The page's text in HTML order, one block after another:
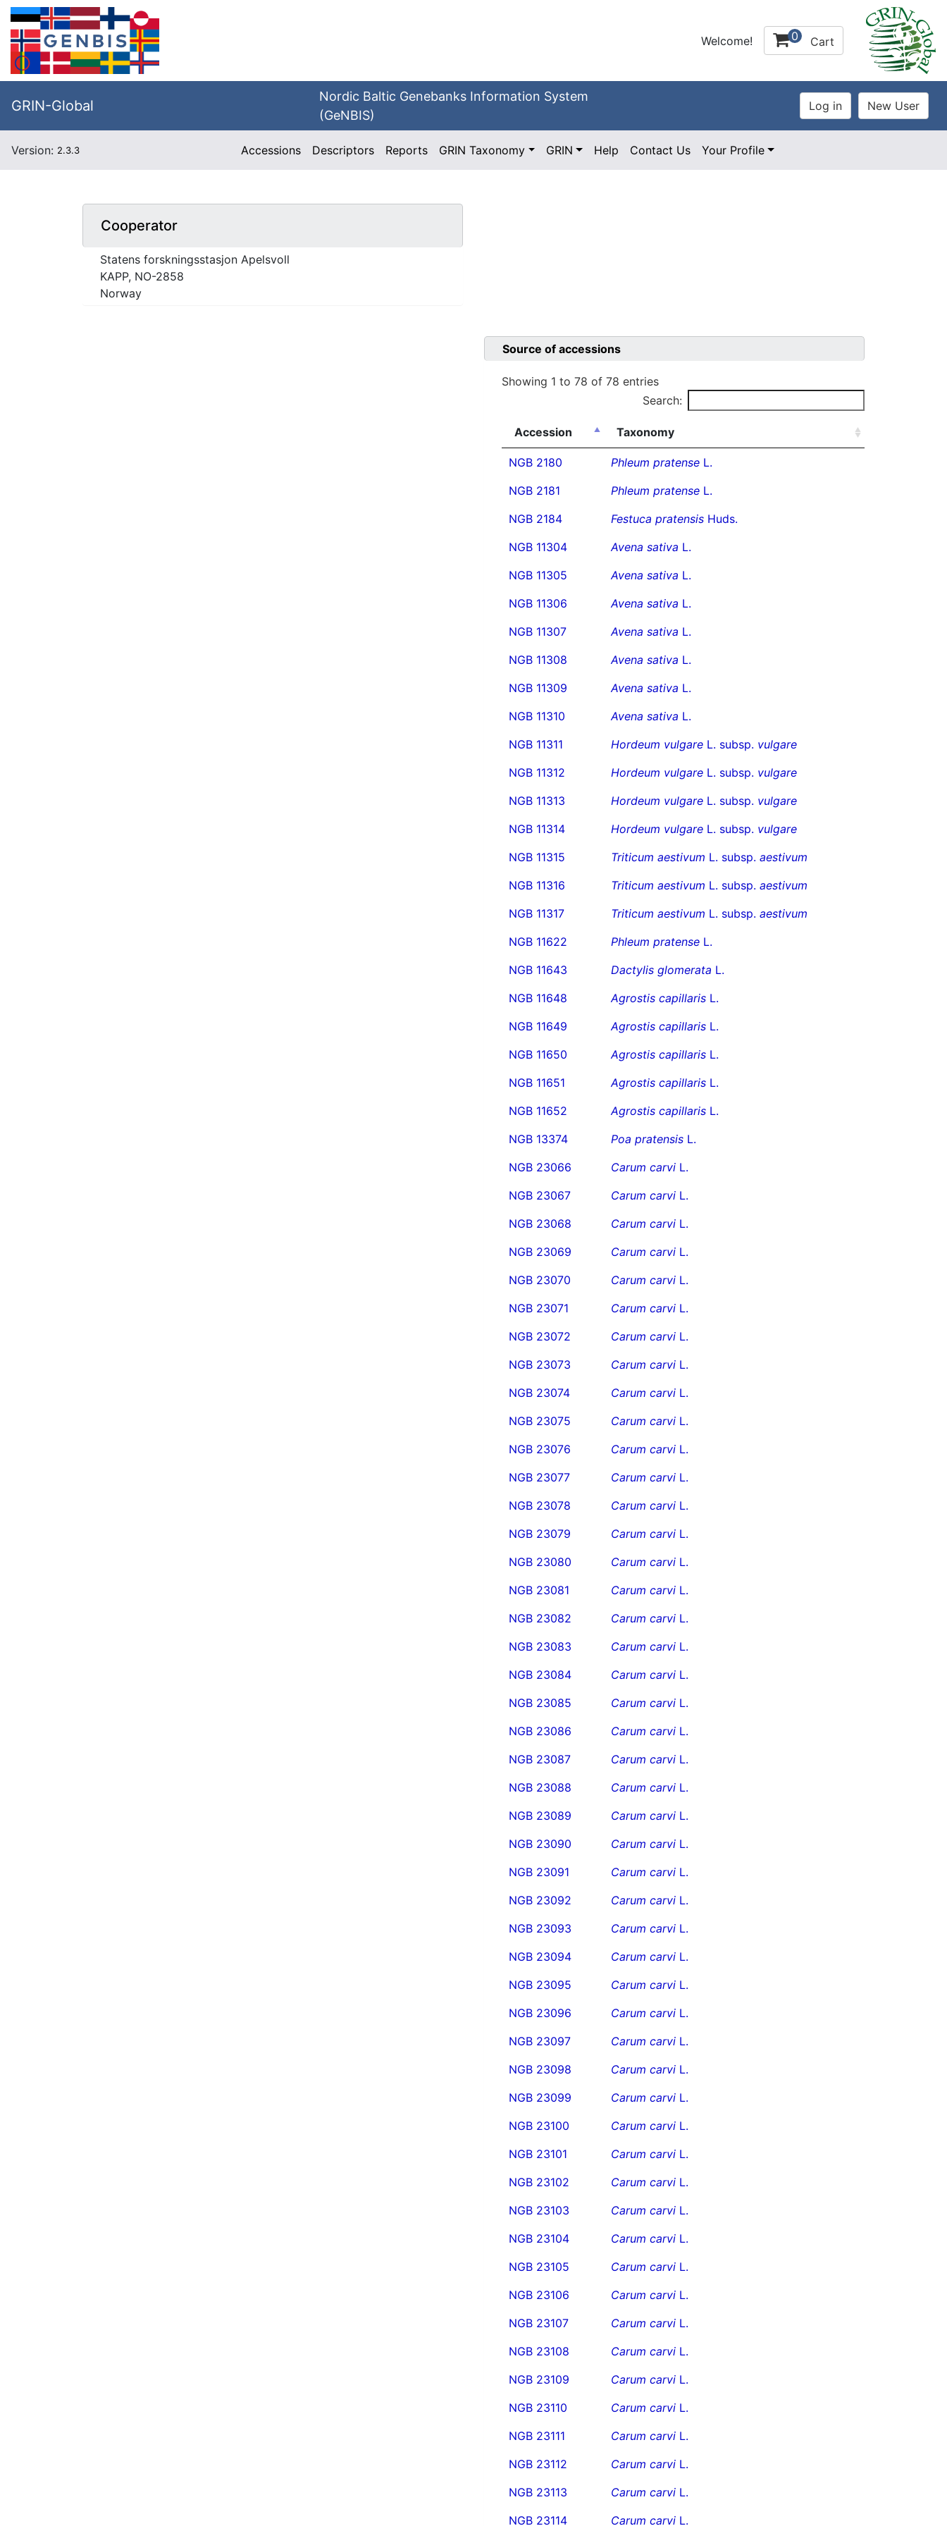
Welcome! 0 Cart
GRIN-Global
Nordic Baltic Genebanks Information System
(GeNBIS)
Version: 2.3.3 Accessions Descriptors Reports GRIN Taxonomy GRIN Help Contact Us Your Profile
Cooperator
Statens forskningsstasjon Apelsvoll
KAPP, NO-2858
Norway
Source of accessions
Showing 1 to 78 of 78 entries
Search:
Accession Taxonomy
NGB 2180 Phleum pratense L.
NGB 2181
Phleum pratense L.
NGB 2184
Festuca pratensis Huds.
NGB 11304
Avena sativa L.
NGB 11305
Avena sativa L.
NGB 11306
Avena sativa L.
NGB 11307
Avena sativa L.
NGB 11308
Avena sativa L.
NGB 11309
Avena sativa L.
NGB 11310
Avena sativa L.
NGB 11311
Hordeum vulgare L. subsp. vulgare
NGB 11312
Hordeum vulgare L. subsp. vulgare
NGB 11313
Hordeum vulgare L. subsp. vulgare
NGB 11314
Hordeum vulgare L. subsp. vulgare
NGB 11315
Triticum aestivum L. subsp. aestivum
NGB 11316
Triticum aestivum L. subsp. aestivum
NGB 11317
Triticum aestivum L. subsp. aestivum
NGB 11622
Phleum pratense L.
NGB 11643
Dactylis glomerata L.
NGB 11648
Agrostis capillaris L.
NGB 11649
Agrostis capillaris L.
NGB 11650
Agrostis capillaris L.
NGB 11651
Agrostis capillaris L.
NGB 11652
Agrostis capillaris L.
NGB 13374
Poa pratensis L.
NGB 23066
Carum carvi L.
NGB 23067
Carum carvi L.
NGB 23068
Carum carvi L.
NGB 23069
Carum carvi L.
NGB 23070
Carum carvi L.
NGB 23071
Carum carvi L.
NGB 23072
Carum carvi L.
NGB 23073
Carum carvi L.
NGB 23074
Carum carvi L.
NGB 23075
Carum carvi L.
NGB 23076
Carum carvi L.
NGB 23077
Carum carvi L.
NGB 23078
Carum carvi L.
NGB 23079
Carum carvi L.
NGB 23080
Carum carvi L.
NGB 23081
Carum carvi L.
NGB 23082
Carum carvi L.
NGB 23083
Carum carvi L.
NGB 23084
Carum carvi L.
NGB 23085
Carum carvi L.
NGB 23086
Carum carvi L.
NGB 23087
Carum carvi L.
NGB 23088
Carum carvi L.
NGB 23089
Carum carvi L.
NGB 23090
Carum carvi L.
NGB 23091
Carum carvi L.
NGB 23092
Carum carvi L.
NGB 23093
Carum carvi L.
NGB 23094
Carum carvi L.
NGB 23095
Carum carvi L.
NGB 23096
Carum carvi L.
NGB 23097
Carum carvi L.
NGB 23098
Carum carvi L.
NGB 23099
Carum carvi L.
NGB 23100
Carum carvi L.
NGB 23101
Carum carvi L.
NGB 23102
Carum carvi L.
NGB 23103
Carum carvi L.
NGB 23104
Carum carvi L.
NGB 23105
Carum carvi L.
NGB 23106
Carum carvi L.
NGB 23107
Carum carvi L.
NGB 23108
Carum carvi L.
NGB 23109
Carum carvi L.
NGB 23110
Carum carvi L.
NGB 23111
Carum carvi L.
NGB 23112
Carum carvi L.
NGB 23113
Carum carvi L.
NGB 23114
Carum carvi L.